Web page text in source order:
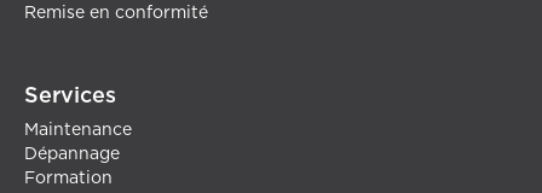
Remise en conformité
Services
Maintenance
Dépannage
Formation